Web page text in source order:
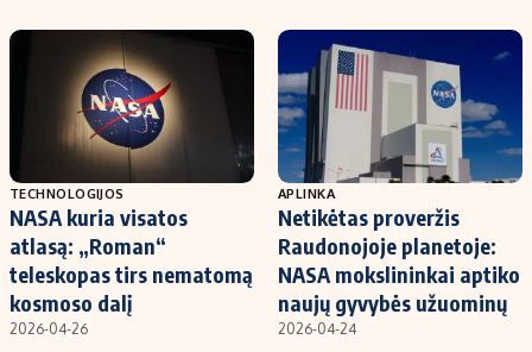
TECHNOLOGIJOS
NASA kuria visatos
atlasą: „Roman“
teleskopas tirs nematomą
kosmoso dalį
2026-04-26
APLINKA
Netikėtas proveržis
Raudonojoje planetoje:
NASA mokslininkai aptiko
naujų gyvybės užuominų
2026-04-24